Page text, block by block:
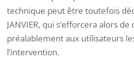
technique peut être toutefois
JANVIER, qui s’efforcera alors
préalablement aux utilisateurs
l’intervention.